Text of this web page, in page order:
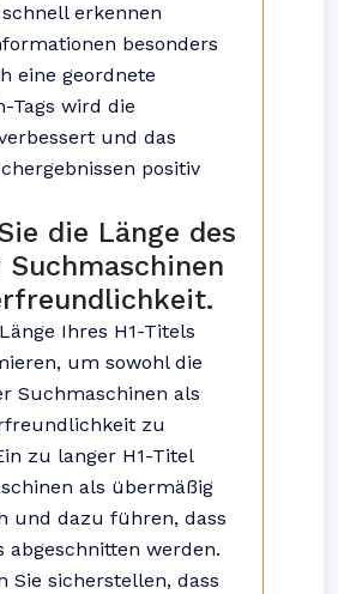
erkennen
besonders
eine geordnete
Tags wird die
und das
positiv
die Länge des
Ihres H1-Titels
um sowohl die
Suchmaschinen als
zu
zu langer H1-Titel
als übermäßig
und dazu führen, dass
abgeschnitten werden.
Sie sicherstellen, dass